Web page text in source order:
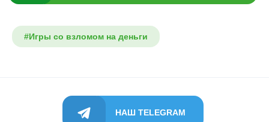
#Игры со взломом на деньги
НАШ TELEGRAM